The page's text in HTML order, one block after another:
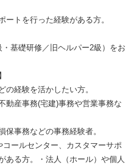
ートを行った経験がある方。
基礎研修／旧ヘルパー2級）をお
の経験を活かしたい方。
動産事務(宅建)事務や営業事務な
保事務などの事務経験者。
コールセンター、カスタマーサポ
ある方。・法人（ホール）や個人